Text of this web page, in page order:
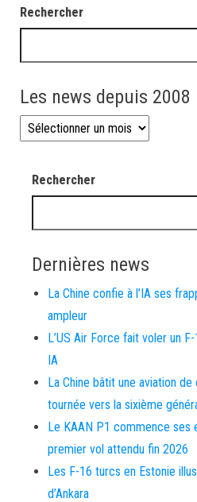
Rechercher
Les news depuis 2008
Les news depuis 2008
Rechercher
Dernières news
La Chine confie à l’IA ses
ampleur
L’US Air Force fait voler un
IA
La Chine bâtit une aviation
tournée vers la sixième
Le KAAN P1 commence ses
premier vol attendu fin 2026
Les F-16 turcs en Estonie
d’Ankara